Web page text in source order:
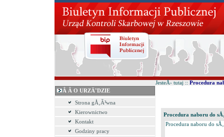
Â Â O URZÄ˜DZIE
Strona gÅ‚Ã³wna
Kierownictwo
Kontakt
Godziny pracy
JesteÅ› tutaj :: Procedura
Procedura naboru do
Procedura naboru do